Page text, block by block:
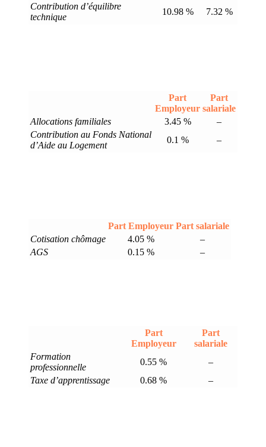
Contribution d’équilibre
technique
10.98 % 7.32 %
Part
Employeur
Part
salariale
Allocations familiales
3.45 %
–
Contribution au Fonds National
d’Aide au Logement
0.1 % –
Part Employeur Part salariale
Cotisation chômage
4.05 %
–
AGS
0.15 % –
Part
Employeur
Part
salariale
Formation
professionnelle
0.55 %
–
Taxe d’apprentissage
0.68 % –